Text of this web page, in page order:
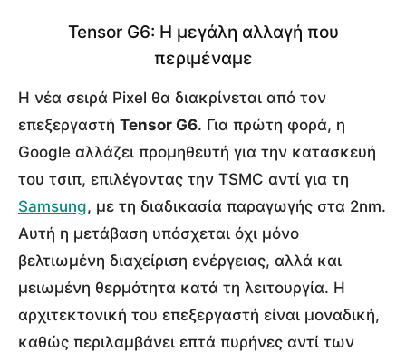
Tensor G6: Η μεγάλη αλλαγή που
περιμέναμε
Η νέα σειρά Pixel θα διακρίνεται από τον
επεξεργαστή Tensor G6. Για πρώτη φορά, η
Google αλλάζει προμηθευτή για την κατασκευή
του τσιπ, επιλέγοντας την TSMC αντί για τη
Samsung, με τη διαδικασία παραγωγής στα 2nm.
Αυτή η μετάβαση υπόσχεται όχι μόνο
βελτιωμένη διαχείριση ενέργειας, αλλά και
μειωμένη θερμότητα κατά τη λειτουργία. Η
αρχιτεκτονική του επεξεργαστή είναι μοναδική,
καθώς περιλαμβάνει επτά πυρήνες αντί των